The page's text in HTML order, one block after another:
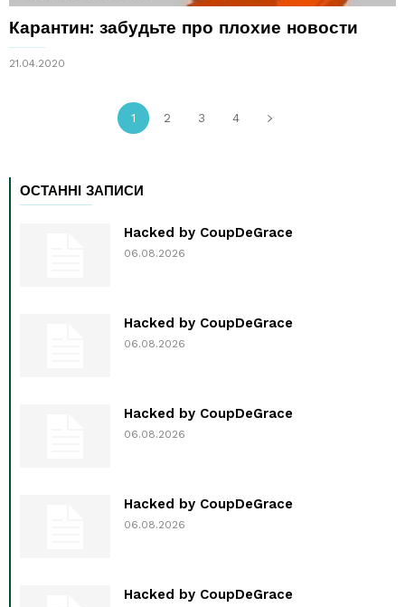
Карантин: забудьте про плохие новости
21.04.2020
1 2 3 4
ОСТАННІ ЗАПИСИ
Hacked by CoupDeGrace
06.08.2026
Hacked by CoupDeGrace
06.08.2026
Hacked by CoupDeGrace
06.08.2026
Hacked by CoupDeGrace
06.08.2026
Hacked by CoupDeGrace